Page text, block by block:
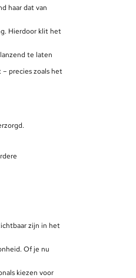
haar dat van
Hierdoor klit het
te laten
precies zoals het
zijn in het
Of je nu
kiezen voor